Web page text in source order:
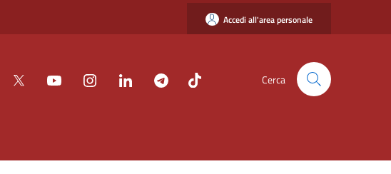
Accedi all'area personale
Cerca